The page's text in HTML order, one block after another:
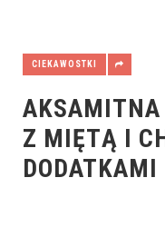
CIEKAWOSTKI
AKSAMITNA
Z MIĘTĄ I
DODATKAMI